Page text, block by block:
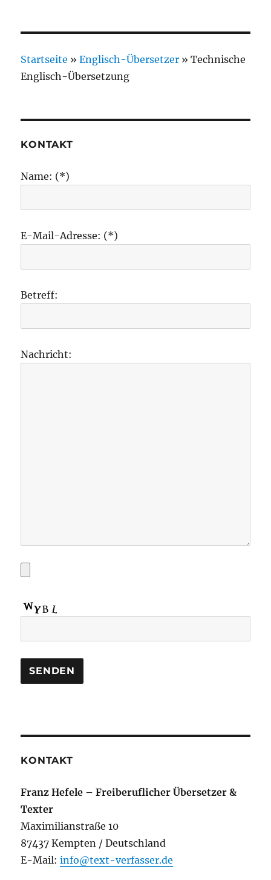
Startseite »Englisch-Übersetzer »Technische
Englisch-Übersetzung
KONTAKT
Name: (*)
E-Mail-Adresse: (*)
Betreff:
Nachricht:
KONTAKT
Franz Hefele – Freiberuflicher Übersetzer &
Texter
Maximilianstraße 10
87437 Kempten / Deutschland
E-Mail:info@text-verfasser.de